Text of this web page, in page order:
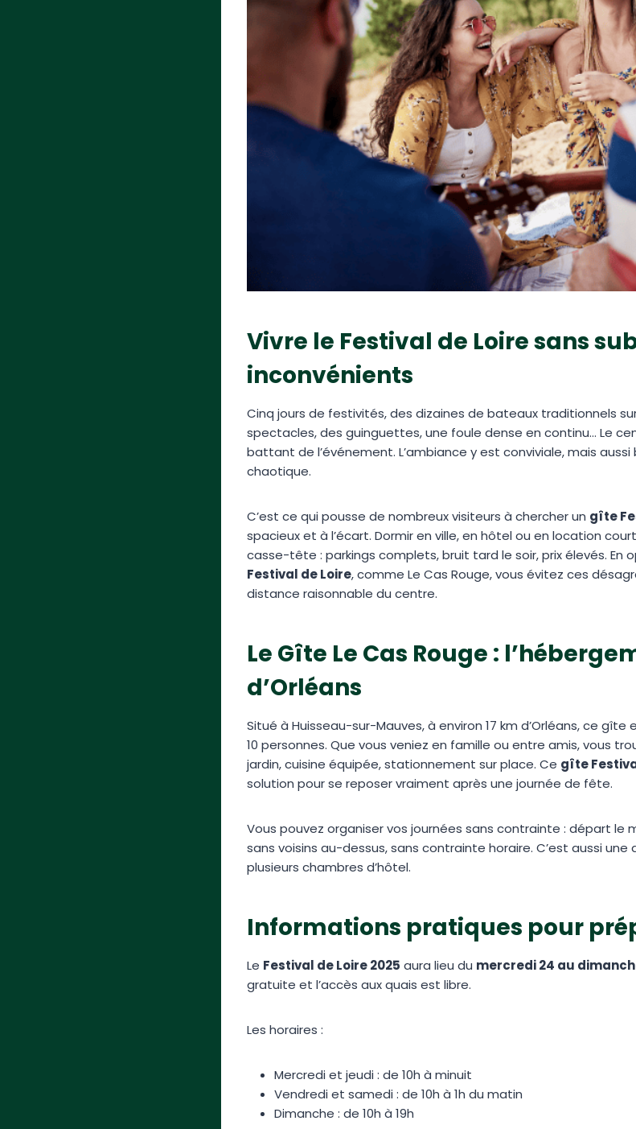
Vivre le Festival de Loire sans
inconvénients
Cinq jours de festivités, des dizaines de bateaux traditionnels
spectacles, des guinguettes, une foule dense en continu… Le
battant de l’événement. L’ambiance y est conviviale, mais
chaotique.
C’est ce qui pousse de nombreux visiteurs à chercher un gîte
spacieux et à l’écart. Dormir en ville, en hôtel ou en location
casse-tête : parkings complets, bruit tard le soir, prix élevés. En
Festival de Loire, comme Le Cas Rouge, vous évitez ces
distance raisonnable du centre.
Le Gîte Le Cas Rouge :
d’Orléans
Situé à Huisseau-sur-Mauves, à environ 17 km d’Orléans, ce gîte
10 personnes. Que vous veniez en famille ou entre amis, vous
jardin, cuisine équipée, stationnement sur place. Ce gîte
solution pour se reposer vraiment après une journée de fête.
Vous pouvez organiser vos journées sans contrainte : départ le
sans voisins au-dessus, sans contrainte horaire. C’est aussi
plusieurs chambres d’hôtel.
Informations pratiques pour
Le Festival de Loire 2025 aura lieu du mercredi 24 au
gratuite et l’accès aux quais est libre.
Les horaires :
Mercredi et jeudi : de 10h à minuit
Vendredi et samedi : de 10h à 1h du matin
Dimanche : de 10h à 19h